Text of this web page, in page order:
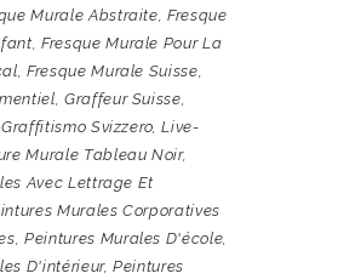
Murale Abstraite,Fresque
,Fresque Murale Pour La
,Fresque Murale Suisse,
, Graffeur Suisse,
Graffitismo Svizzero,Live-
Murale Tableau Noir,
Avec Lettrage Et
Murales Corporatives
,Peintures Murales D'école,
D'intérieur,Peintures